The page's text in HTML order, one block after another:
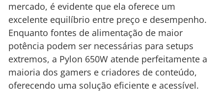
mercado, é evidente que ela oferece um
excelente equilíbrio entre preço e desempenho.
Enquanto fontes de alimentação de maior
potência podem ser necessárias para setups
extremos, a Pylon 650W atende perfeitamente a
maioria dos gamers e criadores de conteúdo,
oferecendo uma solução eficiente e acessível.